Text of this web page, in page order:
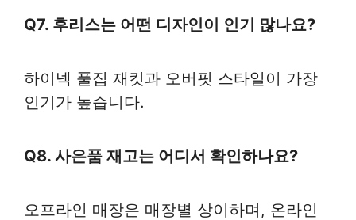
Q7. 후리스는 어떤 디자인이 인기 많나요?
하이넥 풀집 재킷과 오버핏 스타일이 가장
인기가 높습니다.
Q8. 사은품 재고는 어디서 확인하나요?
오프라인 매장은 매장별 상이하며, 온라인